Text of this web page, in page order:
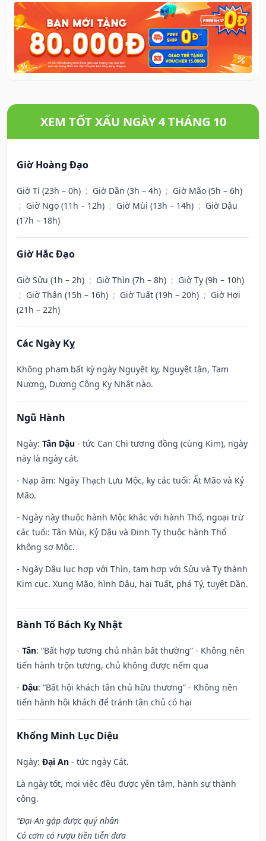
XEM TỐT XẤU NGÀY 4 THÁNG 10
Giờ Hoàng Đạo
Giờ Tí (23h – 0h) ; Giờ Dần (3h – 4h) ; Giờ Mão (5h – 6h)
; Giờ Ngọ (11h – 12h) ; Giờ Mùi (13h – 14h) ; Giờ Dậu
(17h – 18h)
Giờ Hắc Đạo
Giờ Sửu (1h – 2h) ; Giờ Thìn (7h – 8h) ; Giờ Tỵ (9h – 10h)
; Giờ Thân (15h – 16h) ; Giờ Tuất (19h – 20h) ; Giờ Hợi
(21h – 22h)
Các Ngày Kỵ
Không phạm bất kỳ ngày Nguyệt kỵ, Nguyệt tận, Tam
Nương, Dương Công Kỵ Nhật nào.
Ngũ Hành
Ngày: Tân Dậu - tức Can Chi tương đồng (cùng Kim), ngày
này là ngày cát.
- Nạp âm: Ngày Thạch Lựu Mộc, kỵ các tuổi: Ất Mão và Kỷ
Mão.
- Ngày này thuộc hành Mộc khắc với hành Thổ, ngoại trừ
các tuổi: Tân Mùi, Kỷ Dậu và Đinh Tỵ thuộc hành Thổ
không sợ Mộc.
- Ngày Dậu lục hợp với Thìn, tam hợp với Sửu và Tỵ thành
Kim cục. Xung Mão, hình Dậu, hại Tuất, phá Tý, tuyệt Dần.
Bành Tổ Bách Kỵ Nhật
- Tân: “Bất hợp tương chủ nhân bất thường” - Không nên
tiến hành trộn tương, chủ không được nếm qua
- Dậu: “Bất hội khách tân chủ hữu thương” - Không nên
tiến hành hội khách để tránh tân chủ có hại
Khổng Minh Lục Diệu
Ngày: Đại An - tức ngày Cát.
Là ngày tốt, mọi việc đều được yên tâm, hành sự thành
công.
“Đại An gặp được quý nhân
Có cơm có rượu tiền tiễn đưa